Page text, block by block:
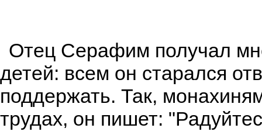
Отец Серафим получал
детей: всем он старался
поддержать. Так,
трудах, он пишет: